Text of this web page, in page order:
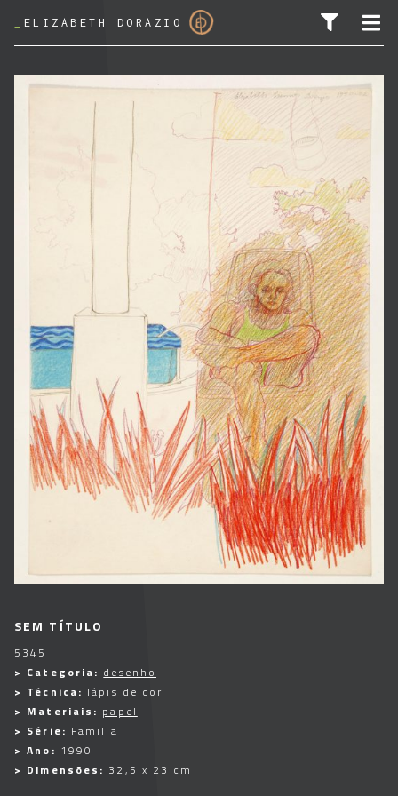
ELIZABETH DORAZIO
PESQUISAR POR:
SEM TÍTULO
5345
> Categoria: desenho
> Técnica: lápis de cor
> Materiais: papel
> Série: Familia
> Ano: 1990
> Dimensões: 32,5 x 23 cm